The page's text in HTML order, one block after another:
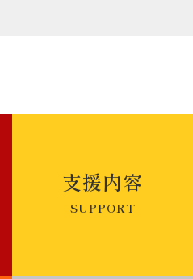
支援内容
SUPPORT